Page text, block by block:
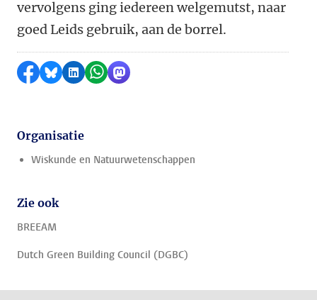
vervolgens ging iedereen welgemutst, naar
goed Leids gebruik, aan de borrel.
Delen op Facebook
Delen via Bluesky
Delen op LinkedIn
Delen via WhatsApp
Delen via Mastodon
Organisatie
Wiskunde en Natuurwetenschappen
Zie ook
BREEAM
Dutch Green Building Council (DGBC)